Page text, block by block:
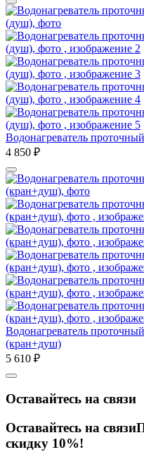
Водонагреватель
4 850 ₽
Водонагреватель
(кран+душ)
5 610 ₽
Оставайтесь на связи
Оставайтесь на связи
скидку 10%!